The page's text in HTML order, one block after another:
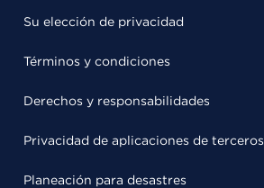
Su elección de privacidad
Términos y condiciones
Derechos y responsabilidades
Privacidad de aplicaciones de terceros
Planeación para desastres